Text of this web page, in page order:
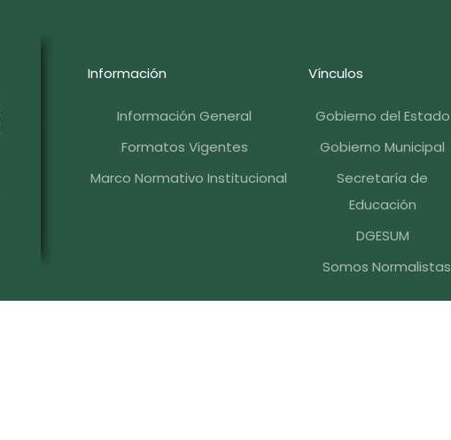
Información
Información General
Formatos Vigentes
Marco Normativo Institucional
Vínculos
Gobierno del Estado
Gobierno Municipal
Secretaría de
Educación
DGESUM
Somos Normalistas